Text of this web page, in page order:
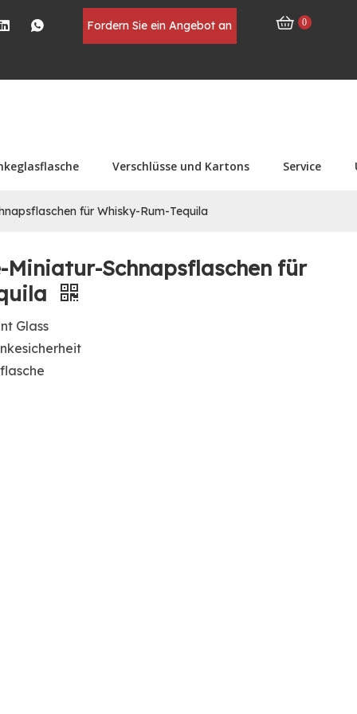
Fordern Sie ein Angebot an 0
Verschlüsse und Kartons Service
für Whisky-Rum-Tequila
Miniatur-Schnapsflaschen für
Glass